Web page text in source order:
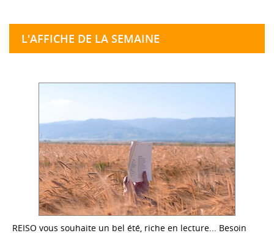
L'AFFICHE DE LA SEMAINE
REISO vous souhaite un bel été, riche en lecture... Besoin